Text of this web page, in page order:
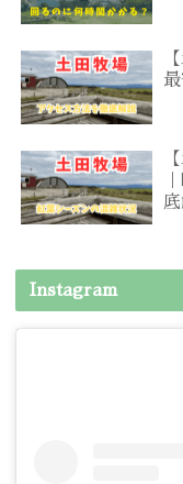
Instagram